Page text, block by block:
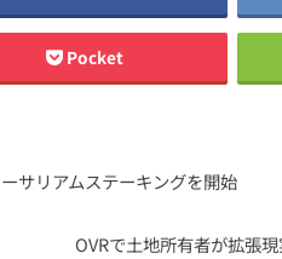
Pocket
サリアムステーキングを開始
OVRで土地所有者が拡張